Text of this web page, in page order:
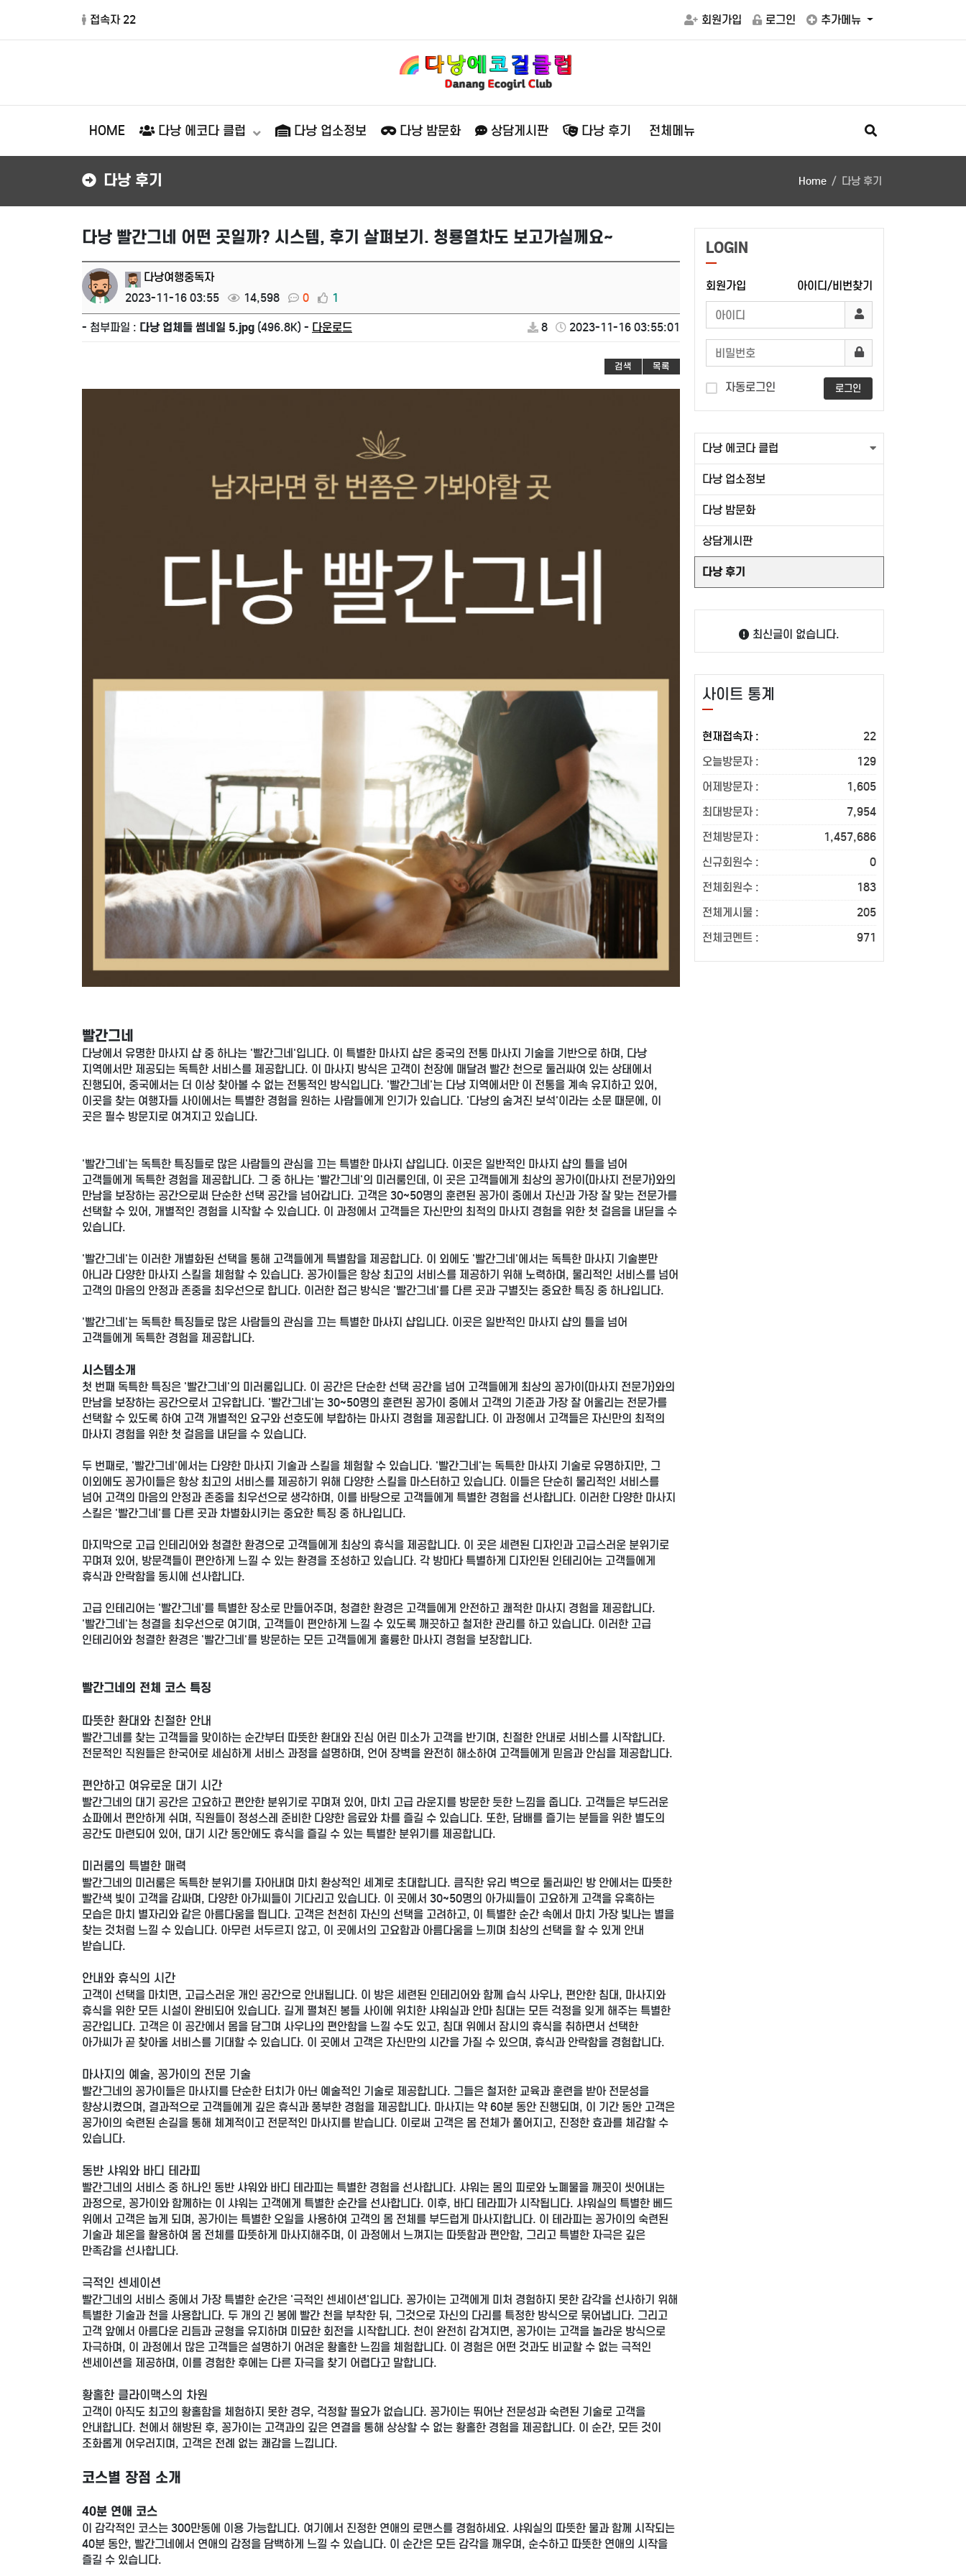
접속자 22 회원가입 로그인 추가메뉴
HOME 다낭 에코다 클럽 다낭 업소정보 다낭 밤문화 상담게시판 다낭 후기 전체메뉴
다낭 후기 Home 다낭 후기
다낭 빨간그네 어떤 곳일까? 시스템, 후기 살펴보기. 청룡열차도 보고가실께요~
다낭여행중독자
2023-11-16 03:55
14,598 0 1
- 첨부파일 : 다낭 업체들 썸네일 5.jpg (496.8K) - 다운로드 8 2023-11-16 03:55:01
검색 목록
빨간그네
다낭에서 유명한 마사지 샵 중 하나는 '빨간그네'입니다. 이 특별한 마사지 샵은 중국의 전통 마사지 기술을 기반으로 하며, 다낭
지역에서만 제공되는 독특한 서비스를 제공합니다. 이 마사지 방식은 고객이 천장에 매달려 빨간 천으로 둘러싸여 있는 상태에서
진행되어, 중국에서는 더 이상 찾아볼 수 없는 전통적인 방식입니다. '빨간그네'는 다낭 지역에서만 이 전통을 계속 유지하고 있어,
이곳을 찾는 여행자들 사이에서는 특별한 경험을 원하는 사람들에게 인기가 있습니다. '다낭의 숨겨진 보석'이라는 소문 때문에, 이
곳은 필수 방문지로 여겨지고 있습니다.
'빨간그네'는 독특한 특징들로 많은 사람들의 관심을 끄는 특별한 마사지 샵입니다. 이곳은 일반적인 마사지 샵의 틀을 넘어
고객들에게 독특한 경험을 제공합니다. 그 중 하나는 '빨간그네'의 미러룸인데, 이 곳은 고객들에게 최상의 꽁가이(마사지 전문가)와의
만남을 보장하는 공간으로써 단순한 선택 공간을 넘어갑니다. 고객은 30~50명의 훈련된 꽁가이 중에서 자신과 가장 잘 맞는 전문가를
선택할 수 있어, 개별적인 경험을 시작할 수 있습니다. 이 과정에서 고객들은 자신만의 최적의 마사지 경험을 위한 첫 걸음을 내딛을 수
있습니다.
'빨간그네'는 이러한 개별화된 선택을 통해 고객들에게 특별함을 제공합니다. 이 외에도 '빨간그네'에서는 독특한 마사지 기술뿐만
아니라 다양한 마사지 스킬을 체험할 수 있습니다. 꽁가이들은 항상 최고의 서비스를 제공하기 위해 노력하며, 물리적인 서비스를 넘어
고객의 마음의 안정과 존중을 최우선으로 합니다. 이러한 접근 방식은 '빨간그네'를 다른 곳과 구별짓는 중요한 특징 중 하나입니다.
'빨간그네'는 독특한 특징들로 많은 사람들의 관심을 끄는 특별한 마사지 샵입니다. 이곳은 일반적인 마사지 샵의 틀을 넘어
고객들에게 독특한 경험을 제공합니다.
시스템소개
첫 번째 독특한 특징은 '빨간그네'의 미러룸입니다. 이 공간은 단순한 선택 공간을 넘어 고객들에게 최상의 꽁가이(마사지 전문가)와의
만남을 보장하는 공간으로서 고유합니다. '빨간그네'는 30~50명의 훈련된 꽁가이 중에서 고객의 기준과 가장 잘 어울리는 전문가를
선택할 수 있도록 하여 고객 개별적인 요구와 선호도에 부합하는 마사지 경험을 제공합니다. 이 과정에서 고객들은 자신만의 최적의
마사지 경험을 위한 첫 걸음을 내딛을 수 있습니다.
두 번째로, '빨간그네'에서는 다양한 마사지 기술과 스킬을 체험할 수 있습니다. '빨간그네'는 독특한 마사지 기술로 유명하지만, 그
이외에도 꽁가이들은 항상 최고의 서비스를 제공하기 위해 다양한 스킬을 마스터하고 있습니다. 이들은 단순히 물리적인 서비스를
넘어 고객의 마음의 안정과 존중을 최우선으로 생각하며, 이를 바탕으로 고객들에게 특별한 경험을 선사합니다. 이러한 다양한 마사지
스킬은 '빨간그네'를 다른 곳과 차별화시키는 중요한 특징 중 하나입니다.
마지막으로 고급 인테리어와 청결한 환경으로 고객들에게 최상의 휴식을 제공합니다. 이 곳은 세련된 디자인과 고급스러운 분위기로
꾸며져 있어, 방문객들이 편안하게 느낄 수 있는 환경을 조성하고 있습니다. 각 방마다 특별하게 디자인된 인테리어는 고객들에게
휴식과 안락함을 동시에 선사합니다.
고급 인테리어는 '빨간그네'를 특별한 장소로 만들어주며, 청결한 환경은 고객들에게 안전하고 쾌적한 마사지 경험을 제공합니다.
'빨간그네'는 청결을 최우선으로 여기며, 고객들이 편안하게 느낄 수 있도록 깨끗하고 철저한 관리를 하고 있습니다. 이러한 고급
인테리어와 청결한 환경은 '빨간그네'를 방문하는 모든 고객들에게 훌륭한 마사지 경험을 보장합니다.
빨간그네의 전체 코스 특징
따뜻한 환대와 친절한 안내
빨간그네를 찾는 고객들을 맞이하는 순간부터 따뜻한 환대와 진심 어린 미소가 고객을 반기며, 친절한 안내로 서비스를 시작합니다.
전문적인 직원들은 한국어로 세심하게 서비스 과정을 설명하며, 언어 장벽을 완전히 해소하여 고객들에게 믿음과 안심을 제공합니다.
편안하고 여유로운 대기 시간
빨간그네의 대기 공간은 고요하고 편안한 분위기로 꾸며져 있어, 마치 고급 라운지를 방문한 듯한 느낌을 줍니다. 고객들은 부드러운
쇼파에서 편안하게 쉬며, 직원들이 정성스레 준비한 다양한 음료와 차를 즐길 수 있습니다. 또한, 담배를 즐기는 분들을 위한 별도의
공간도 마련되어 있어, 대기 시간 동안에도 휴식을 즐길 수 있는 특별한 분위기를 제공합니다.
미러룸의 특별한 매력
빨간그네의 미러룸은 독특한 분위기를 자아내며 마치 환상적인 세계로 초대합니다. 큼직한 유리 벽으로 둘러싸인 방 안에서는 따뜻한
빨간색 빛이 고객을 감싸며, 다양한 아가씨들이 기다리고 있습니다. 이 곳에서 30~50명의 아가씨들이 고요하게 고객을 유혹하는
모습은 마치 별자리와 같은 아름다움을 띕니다. 고객은 천천히 자신의 선택을 고려하고, 이 특별한 순간 속에서 마치 가장 빛나는 별을
찾는 것처럼 느낄 수 있습니다. 아무런 서두르지 않고, 이 곳에서의 고요함과 아름다움을 느끼며 최상의 선택을 할 수 있게 안내
받습니다.
안내와 휴식의 시간
고객이 선택을 마치면, 고급스러운 개인 공간으로 안내됩니다. 이 방은 세련된 인테리어와 함께 습식 사우나, 편안한 침대, 마사지와
휴식을 위한 모든 시설이 완비되어 있습니다. 길게 펼쳐진 봉들 사이에 위치한 샤워실과 안마 침대는 모든 걱정을 잊게 해주는 특별한
공간입니다. 고객은 이 공간에서 몸을 담그며 사우나의 편안함을 느낄 수도 있고, 침대 위에서 잠시의 휴식을 취하면서 선택한
아가씨가 곧 찾아올 서비스를 기대할 수 있습니다. 이 곳에서 고객은 자신만의 시간을 가질 수 있으며, 휴식과 안락함을 경험합니다.
마사지의 예술, 꽁가이의 전문 기술
빨간그네의 꽁가이들은 마사지를 단순한 터치가 아닌 예술적인 기술로 제공합니다. 그들은 철저한 교육과 훈련을 받아 전문성을
향상시켰으며, 결과적으로 고객들에게 깊은 휴식과 풍부한 경험을 제공합니다. 마사지는 약 60분 동안 진행되며, 이 기간 동안 고객은
꽁가이의 숙련된 손길을 통해 체계적이고 전문적인 마사지를 받습니다. 이로써 고객은 몸 전체가 풀어지고, 진정한 효과를 체감할 수
있습니다.
동반 샤워와 바디 테라피
빨간그네의 서비스 중 하나인 동반 샤워와 바디 테라피는 특별한 경험을 선사합니다. 샤워는 몸의 피로와 노폐물을 깨끗이 씻어내는
과정으로, 꽁가이와 함께하는 이 샤워는 고객에게 특별한 순간을 선사합니다. 이후, 바디 테라피가 시작됩니다. 샤워실의 특별한 베드
위에서 고객은 눕게 되며, 꽁가이는 특별한 오일을 사용하여 고객의 몸 전체를 부드럽게 마사지합니다. 이 테라피는 꽁가이의 숙련된
기술과 체온을 활용하여 몸 전체를 따뜻하게 마사지해주며, 이 과정에서 느껴지는 따뜻함과 편안함, 그리고 특별한 자극은 깊은
만족감을 선사합니다.
극적인 센세이션
빨간그네의 서비스 중에서 가장 특별한 순간은 '극적인 센세이션'입니다. 꽁가이는 고객에게 미처 경험하지 못한 감각을 선사하기 위해
특별한 기술과 천을 사용합니다. 두 개의 긴 봉에 빨간 천을 부착한 뒤, 그것으로 자신의 다리를 특정한 방식으로 묶어냅니다. 그리고
고객 앞에서 아름다운 리듬과 균형을 유지하며 미묘한 회전을 시작합니다. 천이 완전히 감겨지면, 꽁가이는 고객을 놀라운 방식으로
자극하며, 이 과정에서 많은 고객들은 설명하기 어려운 황홀한 느낌을 체험합니다. 이 경험은 어떤 것과도 비교할 수 없는 극적인
센세이션을 제공하며, 이를 경험한 후에는 다른 자극을 찾기 어렵다고 말합니다.
황홀한 클라이맥스의 차원
고객이 아직도 최고의 황홀함을 체험하지 못한 경우, 걱정할 필요가 없습니다. 꽁가이는 뛰어난 전문성과 숙련된 기술로 고객을
안내합니다. 천에서 해방된 후, 꽁가이는 고객과의 깊은 연결을 통해 상상할 수 없는 황홀한 경험을 제공합니다. 이 순간, 모든 것이
조화롭게 어우러지며, 고객은 전례 없는 쾌감을 느낍니다.
코스별 장점 소개
40분 연애 코스
이 감각적인 코스는 300만동에 이용 가능합니다. 여기에서 진정한 연애의 로맨스를 경험하세요. 샤워실의 따뜻한 물과 함께 시작되는
40분 동안, 빨간그네에서 연애의 감정을 담백하게 느낄 수 있습니다. 이 순간은 모든 감각을 깨우며, 순수하고 따뜻한 연애의 시작을
즐길 수 있습니다.
LOGIN
회원가입 아이디/비번찾기
자동로그인 로그인
다낭 에코다 클럽
다낭 업소정보
다낭 밤문화
상담게시판
다낭 후기
최신글이 없습니다.
사이트 통계
현재접속자 :
22
오늘방문자 :
129
어제방문자 :
1,605
최대방문자 :
7,954
전체방문자 :
1,457,686
신규회원수 :
0
전체회원수 :
183
전체게시물 :
205
전체코멘트 :
971